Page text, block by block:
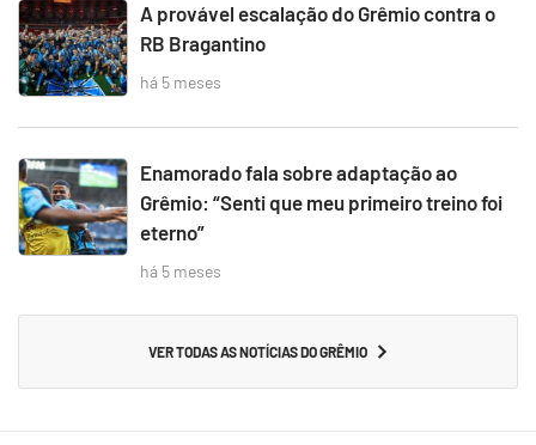
A provável escalação do Grêmio contra o
RB Bragantino
há 5 meses
Enamorado fala sobre adaptação ao
Grêmio: “Senti que meu primeiro treino foi
eterno”
há 5 meses
VER TODAS AS NOTÍCIAS DO GRÊMIO